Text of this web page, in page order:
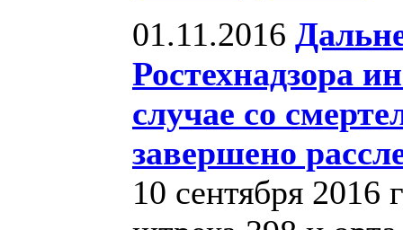
01.11.2016
Ростехнадзора
случае со
завершено
10 сентября 2016